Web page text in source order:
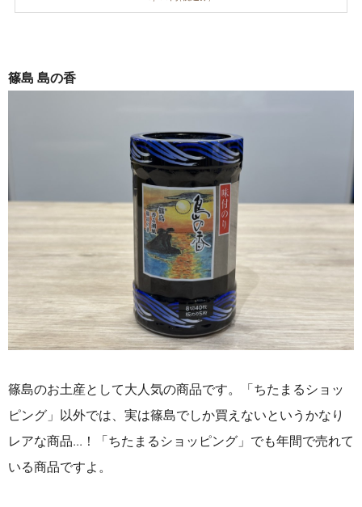
篠島 島の香
篠島のお土産として大人気の商品です。「ちたまるショッ
ピング」以外では、実は篠島でしか買えないというかなり
レアな商品...！「ちたまるショッピング」でも年間で売れて
いる商品ですよ。